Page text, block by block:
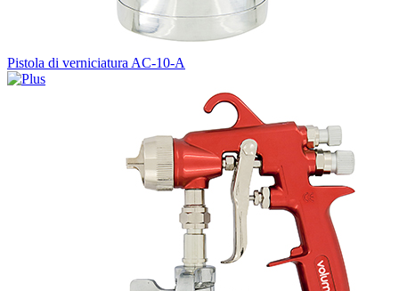
Pistola di verniciatura AC-10-A